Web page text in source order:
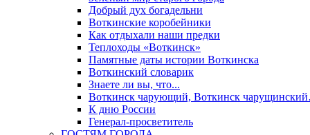
Добрый дух богадельни
Воткинские коробейники
Как отдыхали наши предки
Теплоходы «Воткинск»
Памятные даты истории Воткинска
Воткинский словарик
Знаете ли вы, что...
Воткинск чарующий, Воткинск
К дню России
Генерал-просветитель